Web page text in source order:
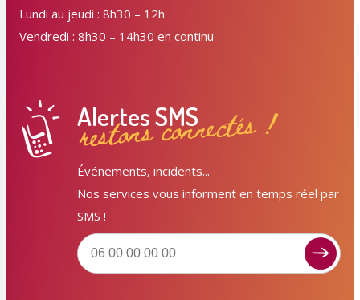
Lundi au jeudi : 8h30 – 12h
Vendredi : 8h30 – 14h30 en continu
Alertes SMS
restons connectés !
Événements, incidents...
Nos services vous informent en temps réel par
SMS !